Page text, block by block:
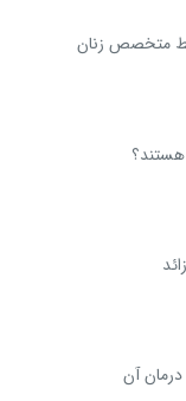
متخصص زنان
آن